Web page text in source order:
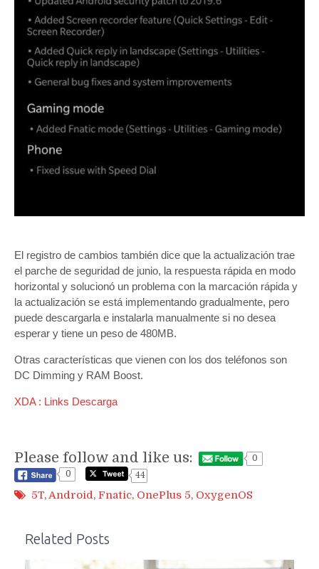
El registro de cambios también dice que la actualización trae
el parche de seguridad de junio, la respuesta rápida en modo
horizontal y solucionó un problema con la marcación rápida y
la actualización se está implementando gradualmente, pero
puede descargarla e instalarla manualmente si no desea
esperar y tiene un peso de 480MB.
Otras características que vienen con los dos teléfonos son
DC Dimming y RAM Boost.
XDA : Links Descarga
Please follow and like us:
0
0
44
5T, Android, Fnatic, OnePlus 5, OxygenOS
Related Posts